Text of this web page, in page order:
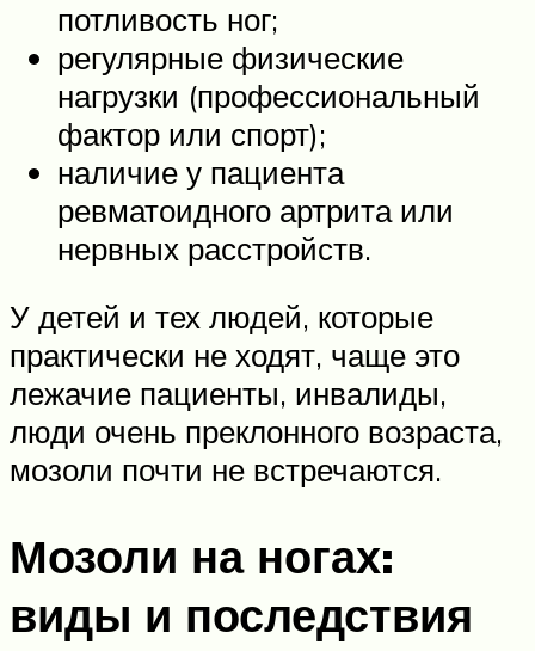
потливость ног;
регулярные физические
нагрузки (профессиональный
фактор или спорт);
наличие у пациента
ревматоидного артрита или
нервных расстройств.
У детей и тех людей, которые
практически не ходят, чаще это
лежачие пациенты, инвалиды,
люди очень преклонного возраста,
мозоли почти не встречаются.
Мозоли на ногах:
виды и последствия